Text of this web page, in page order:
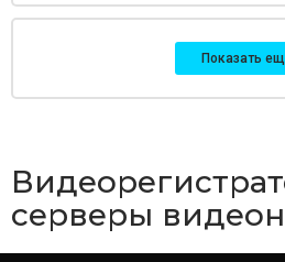
Показать
серверы